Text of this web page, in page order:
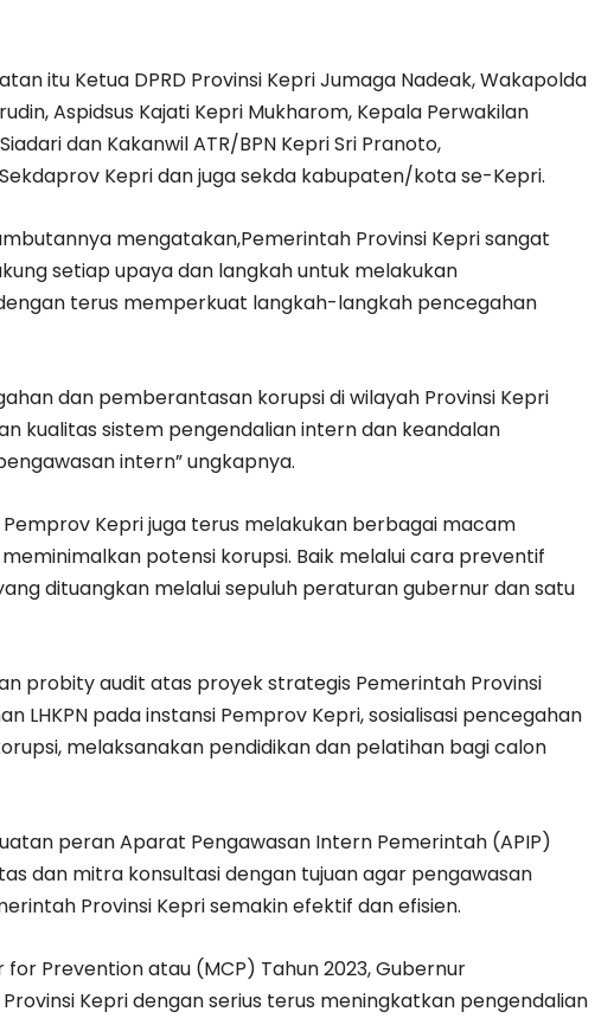
itu Ketua DPRD Provinsi Kepri Jumaga Nadeak, Wakapolda
Aspidsus Kajati Kepri Mukharom, Kepala Perwakilan
dan Kakanwil ATR/BPN Kepri Sri Pranoto,
Kepri dan juga sekda kabupaten/kota se-Kepri.
mengatakan,Pemerintah Provinsi Kepri sangat
setiap upaya dan langkah untuk melakukan
terus memperkuat langkah-langkah pencegahan
dan pemberantasan korupsi di wilayah Provinsi Kepri
kualitas sistem pengendalian intern dan keandalan
intern” ungkapnya.
Kepri juga terus melakukan berbagai macam
potensi korupsi. Baik melalui cara preventif
dituangkan melalui sepuluh peraturan gubernur dan satu
probity audit atas proyek strategis Pemerintah Provinsi
LHKPN pada instansi Pemprov Kepri, sosialisasi pencegahan
melaksanakan pendidikan dan pelatihan bagi calon
peran Aparat Pengawasan Intern Pemerintah (APIP)
dan mitra konsultasi dengan tujuan agar pengawasan
Provinsi Kepri semakin efektif dan efisien.
Prevention atau (MCP) Tahun 2023, Gubernur
Kepri dengan serius terus meningkatkan pengendalian